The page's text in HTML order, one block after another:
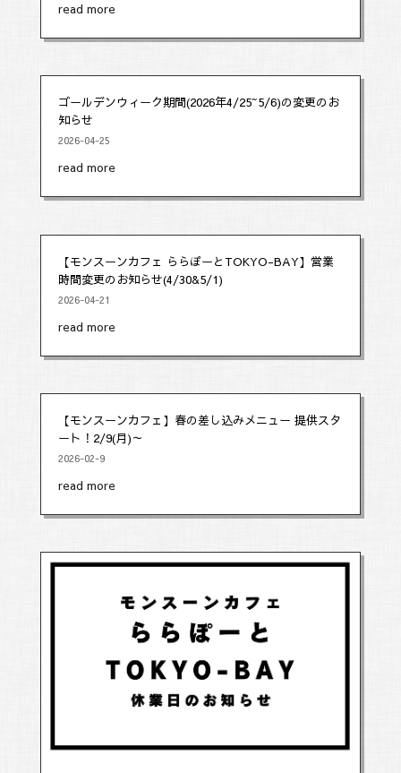
read more
ゴールデンウィーク期間(2026年4/25~5/6)の変更のお
知らせ
2026-04-25
read more
【モンスーンカフェ ららぽーとTOKYO-BAY】営業
時間変更のお知らせ(4/30&5/1)
2026-04-21
read more
【モンスーンカフェ】春の差し込みメニュー 提供スタ
ート！2/9(月)～
2026-02-9
read more